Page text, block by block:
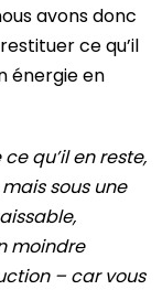
avons donc
ce qu’il
énergie en
qu’il en reste,
sous une
moindre
– car vous